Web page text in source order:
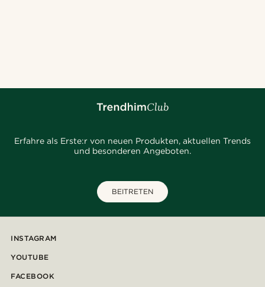
Erfahre als Erste:r von neuen Produkten, aktuellen Trends
und besonderen Angeboten.
BEITRETEN
INSTAGRAM
YOUTUBE
FACEBOOK